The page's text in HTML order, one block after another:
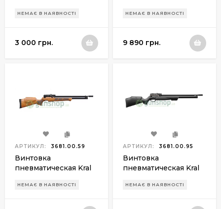
НЕМАЄ В НАЯВНОСТІ
3 000 грн.
PCP 4,5 мм
НЕМАЄ В НАЯВНОСТІ
9 890 грн.
АРТИКУЛ: 3681.00.59
Винтовка
пневматическая Kral
мм
НЕМАЄ В НАЯВНОСТІ
АРТИКУЛ: 3681.00.95
Винтовка
пневматическая Kral
Synthetic PCP 4,5 мм
НЕМАЄ В НАЯВНОСТІ